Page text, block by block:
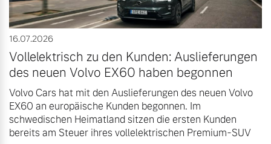
16.07.2026
Vollelektrisch zu den Kunden: Auslieferungen
des neuen Volvo EX60 haben begonnen
Volvo Cars hat mit den Auslieferungen des neuen Volvo
EX60 an europäische Kunden begonnen. Im
schwedischen Heimatland sitzen die ersten Kunden
bereits am Steuer ihres vollelektrischen Premium-SUV